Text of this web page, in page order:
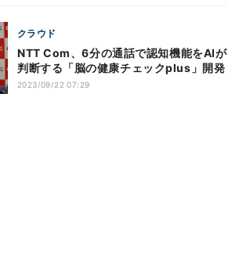
クラウド
NTT Com、6分の通話で認知機能をAIが
判断する「脳の健康チェックplus」開発
2023/09/22 07:29